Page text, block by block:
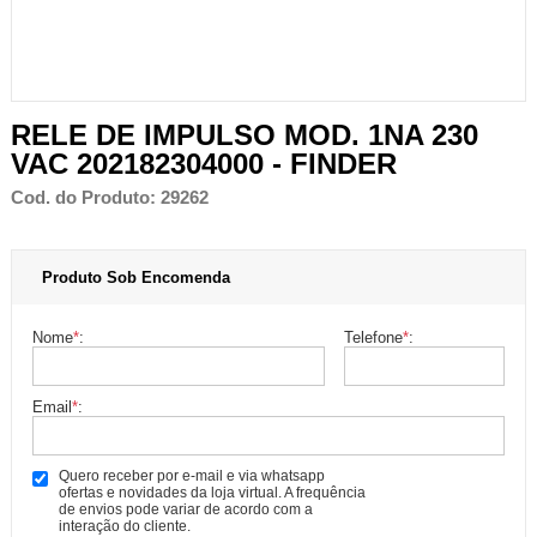
RELE DE IMPULSO MOD. 1NA 230
VAC 202182304000 - FINDER
Cod. do Produto: 29262
Produto Sob Encomenda
Nome*: Telefone*:
Email*:
Quero receber por e-mail e via whatsapp
ofertas e novidades da loja virtual. A frequência
de envios pode variar de acordo com a
interação do cliente.